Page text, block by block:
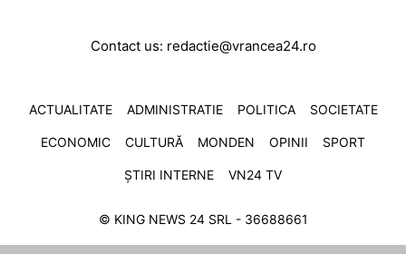
Contact us: redactie@vrancea24.ro
ACTUALITATE ADMINISTRATIE POLITICA SOCIETATE
ECONOMIC CULTURĂ MONDEN OPINII SPORT
ȘTIRI INTERNE VN24 TV
© KING NEWS 24 SRL - 36688661